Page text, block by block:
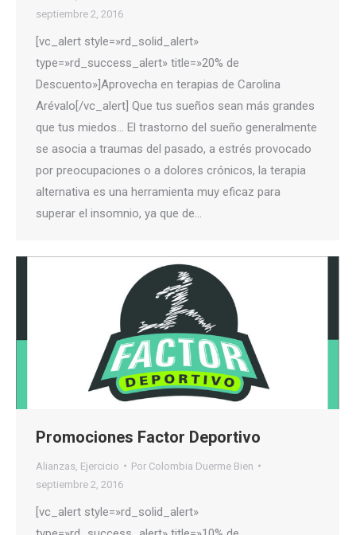
septiembre 2, 2016
[vc_alert style=»rd_solid_alert»
type=»rd_success_alert» title=»20% de
Descuento»]Aprovecha en terapias de Carolina
Arévalo[/vc_alert] Que tus sueños sean más grandes
que tus miedos… El trastorno del sueño generalmente
se asocia a traumas del pasado, a estrés provocado
por preocupaciones o a dolores crónicos, la terapia
alternativa es una herramienta muy eficaz para
superar el insomnio, ya que de…
Promociones Factor Deportivo
Alianzas Ejercicio Por Colombia Duerme Bien
septiembre 2, 2016
[vc_alert style=»rd_solid_alert»